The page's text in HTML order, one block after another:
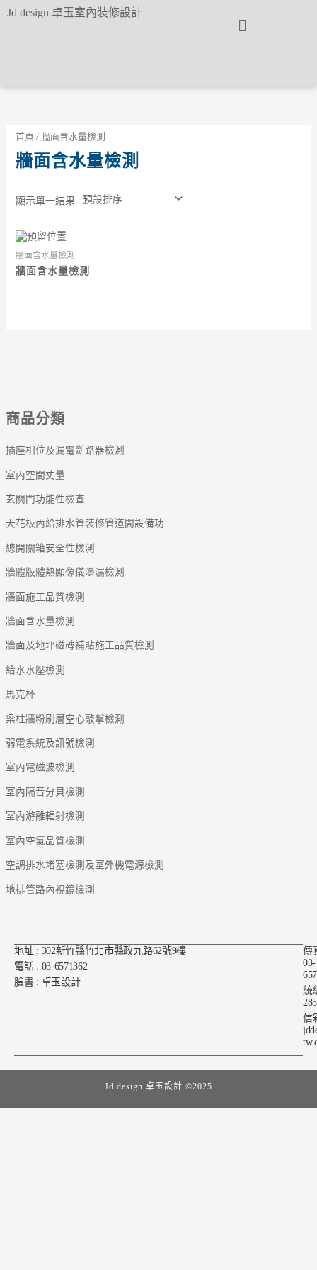
至Jd design 卓玉室內裝修設計
商品分類
插座相位及漏電斷路器檢測
室內空間丈量
玄關門功能性檢查
天花板內給排水管裝修管道間設備功
總開關箱安全性檢測
牆體版體熱顯像儀滲漏檢測
牆面施工品質檢測
牆面含水量檢測
牆面及地坪磁磚補貼施工品質檢測
給水水壓檢測
馬克杯
梁柱牆粉刷層空心敲擊檢測
弱電系統及訊號檢測
室內電磁波檢測
室內隔音分貝檢測
室內游離輻射檢測
室內空氣品質檢測
空調排水堵塞檢測及室外機電源檢測
地排管路內視鏡檢測
首頁 / 牆面含水量檢測
牆面含水量檢測
顯示單一結果
牆面含水量檢測
牆面含水量檢測
地址 : 302新竹縣竹北市縣政九路62號9樓
電話 : 03-6571362
臉書 : 卓玉設計
傳
03-
統
信
Jd design 卓玉設計 ©2025